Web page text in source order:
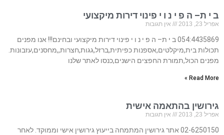
ב י ת– ה פ י נ ו י פינוי דירות מיקצועי
אפריל 23, 2013 אין תגובות
054:4435869 ב י ת– ה פ י נ ו י פינוי דירות מיקצועי ובחינם!!! אנו מפנים
תכולות בית,מיקלטים,אספנות כפיתית,ברזל,גגות,חצרות,,מחסנים,עזבונות.
מפנים הכול,תמורת החפצים הישנים,כנסו לאתר שלנו
Read More »
גירושין בהתאמה אישית
אפריל 23, 2013 אין תגובות
02-6250150 אתר גירושין המתמחה בייעוץ גירושין אישי וממוקד. לאחר